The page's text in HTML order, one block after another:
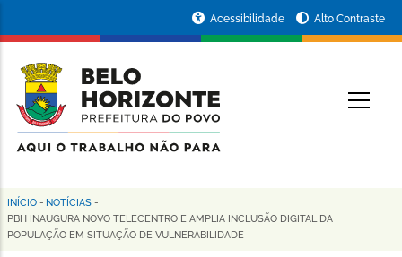
conteúdo
principal
da
Prefeitura
de
Horizonte
Acessibilidade Alto Contraste
Trilha
de
INÍCIO - NOTÍCIAS -
PBH INAUGURA NOVO TELECENTRO E AMPLIA INCLUSÃO DIGITAL DA
POPULAÇÃO EM SITUAÇÃO DE VULNERABILIDADE